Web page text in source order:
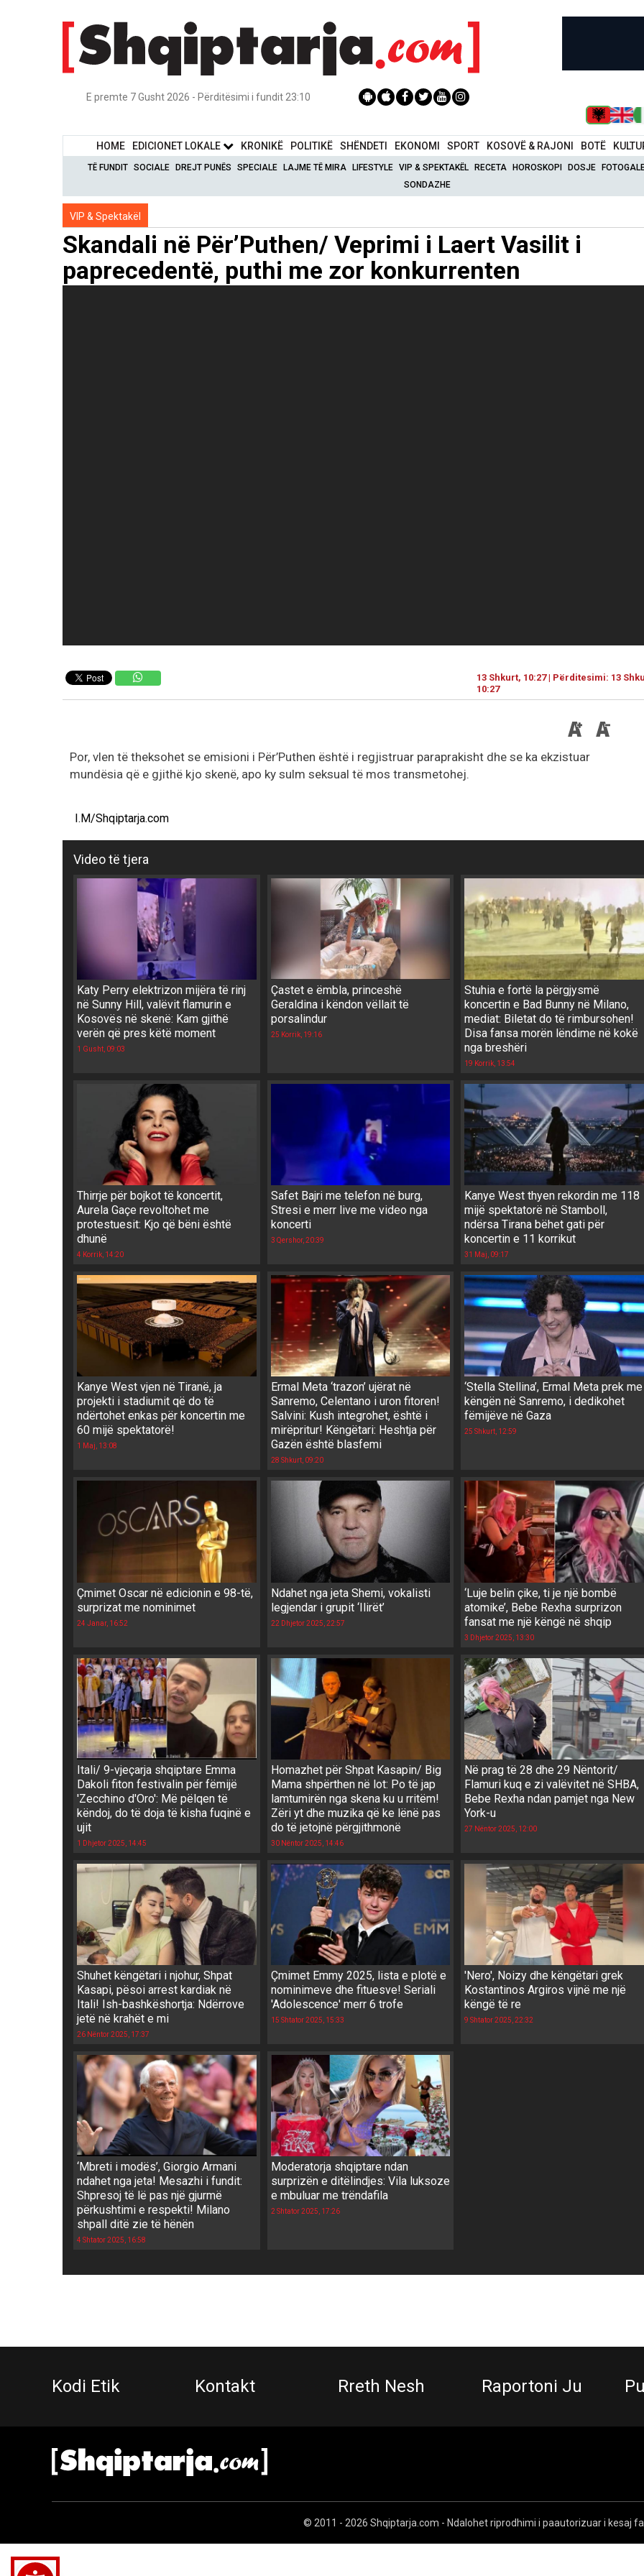
E premte 7 Gusht 2026 - Përditësimi i fundit 23:10
HOME EDICIONET LOKALE KRONIKË POLITIKË SHËNDETI EKONOMI SPORT KOSOVË & RAJONI BOTË
TË FUNDIT SOCIALE DREJT PUNËS SPECIALE LAJME TË MIRA LIFESTYLE VIP & SPEKTAKËL RECETA HOROSKOPI DOSJE
SONDAZHE
VIP & Spektakël
Skandali në Për’Puthen/ Veprimi i Laert Vasilit i
paprecedentë, puthi me zor konkurrenten
13 Shkurt, 10:27 | Përditesimi: 13
10:27
Por, vlen të theksohet se emisioni i Për’Puthen është i regjistruar paraprakisht dhe se ka ekzistuar
mundësia që e gjithë kjo skenë, apo ky sulm seksual të mos transmetohej.
I.M/Shqiptarja.com
Video të tjera
Katy Perry elektrizon mijëra të rinj
në Sunny Hill, valëvit flamurin e
Kosovës në skenë: Kam gjithë
verën që pres këtë moment
1 Gusht, 09:03
Çastet e ëmbla, princeshë
Geraldina i këndon vëllait të
porsalindur
25 Korrik, 19:16
Stuhia e fortë la përgjysmë
koncertin e Bad Bunny në Milano,
mediat: Biletat do të rimbursohen!
Disa fansa morën lëndime në kokë
nga breshëri
19 Korrik, 13:54
Thirrje për bojkot të koncertit,
Aurela Gaçe revoltohet me
protestuesit: Kjo që bëni është
dhunë
4 Korrik, 14:20
Safet Bajri me telefon në burg,
Stresi e merr live me video nga
koncerti
3 Qershor, 20:39
Kanye West thyen rekordin me 118
mijë spektatorë në Stamboll,
ndërsa Tirana bëhet gati për
koncertin e 11 korrikut
31 Maj, 09:17
Kanye West vjen në Tiranë, ja
projekti i stadiumit që do të
ndërtohet enkas për koncertin me
60 mijë spektatorë!
1 Maj, 13:08
Ermal Meta ‘trazon’ ujërat në
Sanremo, Celentano i uron fitoren!
Salvini: Kush integrohet, është i
mirëpritur! Këngëtari: Heshtja për
Gazën është blasfemi
28 Shkurt, 09:20
‘Stella Stellina’, Ermal Meta prek me
këngën në Sanremo, i dedikohet
fëmijëve në Gaza
25 Shkurt, 12:59
Çmimet Oscar në edicionin e 98-të,
surprizat me nominimet
24 Janar, 16:52
Ndahet nga jeta Shemi, vokalisti
legjendar i grupit ‘Ilirët’
22 Dhjetor 2025, 22:57
‘Luje belin çike, ti je një bombë
atomike’, Bebe Rexha surprizon
fansat me një këngë në shqip
3 Dhjetor 2025, 13:30
Itali/ 9-vjeçarja shqiptare Emma
Dakoli fiton festivalin për fëmijë
'Zecchino d'Oro': Më pëlqen të
këndoj, do të doja të kisha fuqinë e
ujit
1 Dhjetor 2025, 14:45
Homazhet për Shpat Kasapin/ Big
Mama shpërthen në lot: Po të jap
lamtumirën nga skena ku u rritëm!
Zëri yt dhe muzika që ke lënë pas
do të jetojnë përgjithmonë
30 Nëntor 2025, 14:46
Në prag të 28 dhe 29 Nëntorit/
Flamuri kuq e zi valëvitet në SHBA,
Bebe Rexha ndan pamjet nga New
York-u
27 Nëntor 2025, 12:00
Shuhet këngëtari i njohur, Shpat
Kasapi, pësoi arrest kardiak në
Itali! Ish-bashkëshortja: Ndërrove
jetë në krahët e mi
26 Nëntor 2025, 17:37
Çmimet Emmy 2025, lista e plotë e
nominimeve dhe fituesve! Seriali
'Adolescence' merr 6 trofe
15 Shtator 2025, 15:33
'Nero', Noizy dhe këngëtari grek
Kostantinos Argiros vijnë me një
këngë të re
9 Shtator 2025, 22:32
‘Mbreti i modës’, Giorgio Armani
ndahet nga jeta! Mesazhi i fundit:
Shpresoj të lë pas një gjurmë
përkushtimi e respekti! Milano
shpall ditë zie të hënën
4 Shtator 2025, 16:58
Moderatorja shqiptare ndan
surprizën e ditëlindjes: Vila luksoze
e mbuluar me trëndafila
2 Shtator 2025, 17:26
Kodi Etik Kontakt Rreth Nesh Raportoni Ju
© 2011 - 2026 Shqiptarja.com - Ndalohet riprodhimi i paautorizuar i kesaj